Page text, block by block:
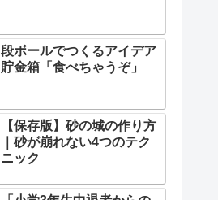
段ボールでつくるアイデア
貯金箱「食べちゃうぞ」
【保存版】砂の城の作り方
｜砂が崩れない4つのテク
ニック